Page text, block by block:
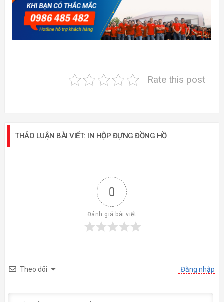
Rate this post
THẢO LUẬN BÀI VIẾT: IN HỘP ĐỰNG ĐỒNG HỒ
0
Đánh giá bài viết
Theo dõi Đăng nhập